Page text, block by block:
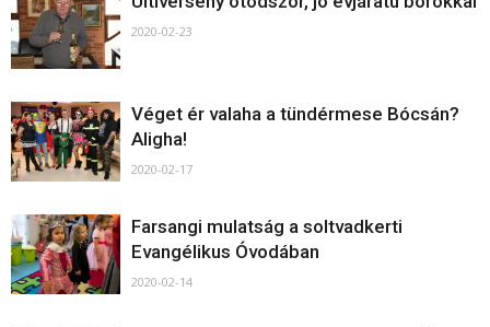
2020-02-23
Véget ér valaha a tündérmese Bócsán?
Aligha!
2020-02-17
Farsangi mulatság a soltvadkerti
Evangélikus Óvodában
2020-02-14